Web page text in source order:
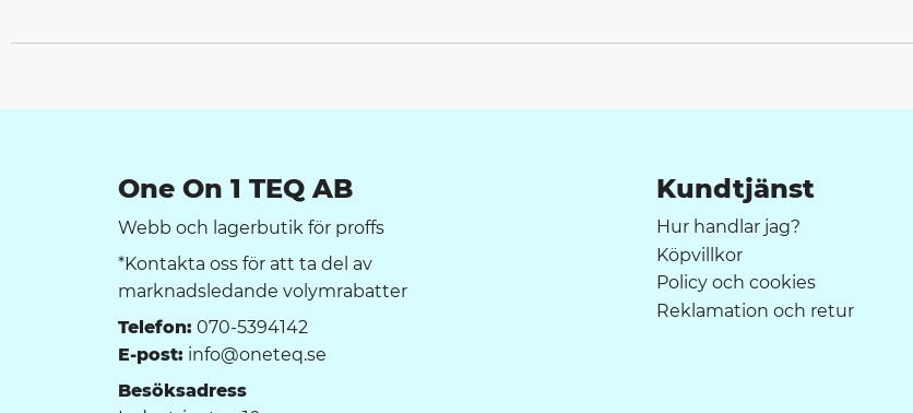
One On 1 TEQ AB
Webb och lagerbutik för proffs
*Kontakta oss för att ta del av
marknadsledande volymrabatter
Telefon: 070-5394142
E-post: info@oneteq.se
Besöksadress
Kundtjänst
Hur handlar jag?
Köpvillkor
Policy och cookies
Reklamation och retur